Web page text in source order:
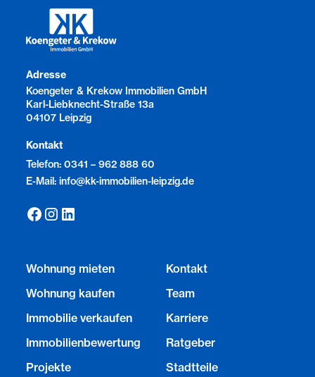
Adresse
Koengeter & Krekow Immobilien GmbH
Karl-Liebknecht-Straße 13a
04107 Leipzig
Kontakt
Telefon: 0341 – 962 888 60
E-Mail: info@kk-immobilien-leipzig.de
Wohnung mieten
Wohnung kaufen
Immobilie verkaufen
Immobilienbewertung
Projekte
Kontakt
Team
Karriere
Ratgeber
Stadtteile